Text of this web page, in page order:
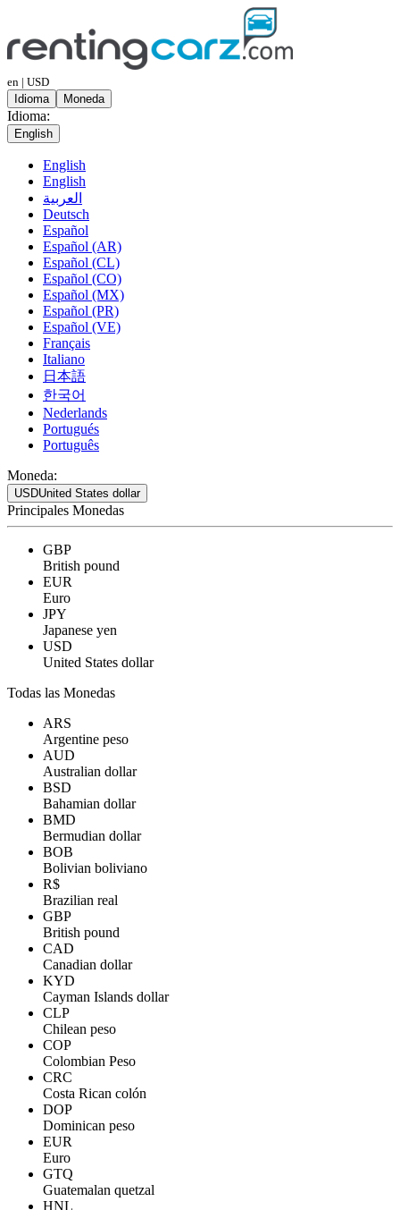
en | USD
Idioma
Moneda
Idioma:
English
English
English
العربية
Deutsch
Español
Español (AR)
Español (CL)
Español (CO)
Español (MX)
Español (PR)
Español (VE)
Français
Italiano
日本語
한국어
Nederlands
Portugués
Português
Moneda:
USDUnited States dollar
Principales Monedas
GBP
British pound
EUR
Euro
JPY
Japanese yen
USD
United States dollar
Todas las Monedas
ARS
Argentine peso
AUD
Australian dollar
BSD
Bahamian dollar
BMD
Bermudian dollar
BOB
Bolivian boliviano
R$
Brazilian real
GBP
British pound
CAD
Canadian dollar
KYD
Cayman Islands dollar
CLP
Chilean peso
COP
Colombian Peso
CRC
Costa Rican colón
DOP
Dominican peso
EUR
Euro
GTQ
Guatemalan quetzal
HNL